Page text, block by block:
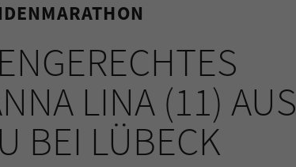
LINA (11) AUS
BEI LÜBECK